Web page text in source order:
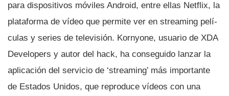
para dispositivos móviles Android, entre ellas Netflix, la
plataforma de ví­deo que permite ver en streaming pelí­
culas y series de televisión. Kornyone, usuario de XDA
Developers y autor del hack, ha conseguido lanzar la
aplicación del servicio de ‘streaming’ más importante
de Estados Unidos, que reproduce ví­deos con una